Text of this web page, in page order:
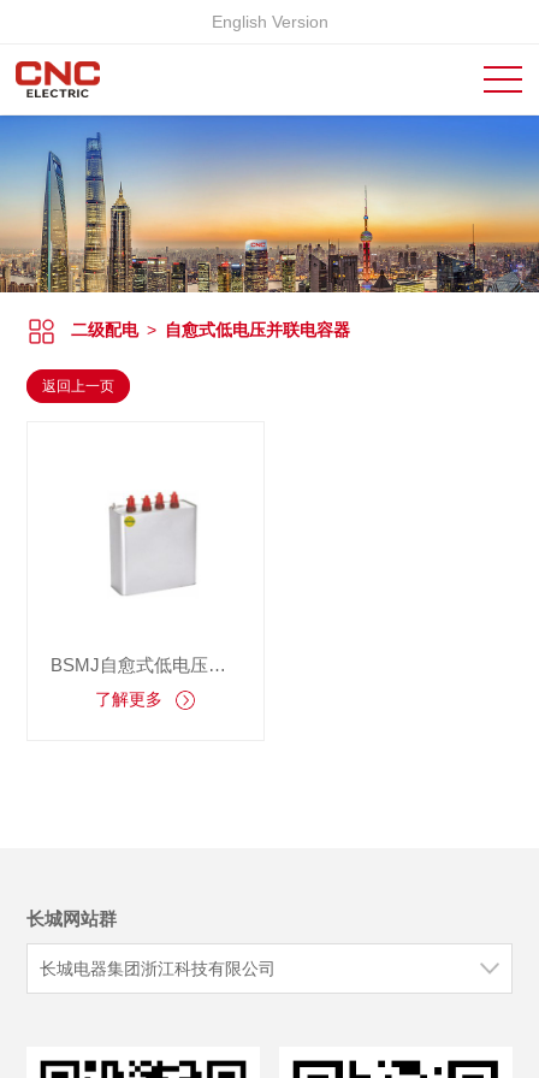
English Version
二级配电 > 自愈式低电压并联电容器
返回上一页
BSMJ自愈式低电压并联电容器
了解更多
长城网站群
长城电器集团浙江科技有限公司